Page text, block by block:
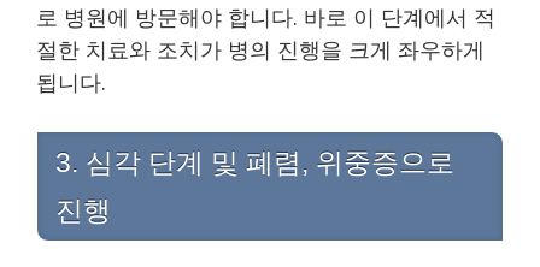
로 병원에 방문해야 합니다. 바로 이 단계에서 적
절한 치료와 조치가 병의 진행을 크게 좌우하게
됩니다.
3. 심각 단계 및 폐렴, 위중증으로
진행